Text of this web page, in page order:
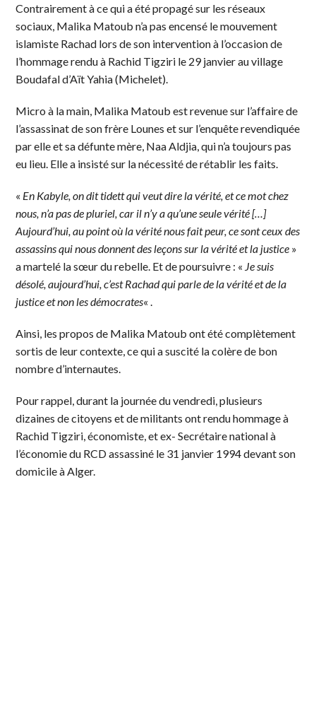
Contrairement à ce qui a été propagé sur les réseaux
sociaux, Malika Matoub n’a pas encensé le mouvement
islamiste Rachad lors de son intervention à l’occasion de
l’hommage rendu à Rachid Tigziri le 29 janvier au village
Boudafal d’Aït Yahia (Michelet).
Micro à la main, Malika Matoub est revenue sur l’affaire de
l’assassinat de son frère Lounes et sur l’enquête revendiquée
par elle et sa défunte mère, Naa Aldjia, qui n’a toujours pas
eu lieu. Elle a insisté sur la nécessité de rétablir les faits.
« En Kabyle, on dit tidett qui veut dire la vérité, et ce mot chez
nous, n’a pas de pluriel, car il n’y a qu’une seule vérité […]
Aujourd’hui, au point où la vérité nous fait peur, ce sont ceux des
assassins qui nous donnent des leçons sur la vérité et la justice »
a martelé la sœur du rebelle. Et de poursuivre : « Je suis
désolé, aujourd’hui, c’est Rachad qui parle de la vérité et de la
justice et non les démocrates« .
Ainsi, les propos de Malika Matoub ont été complètement
sortis de leur contexte, ce qui a suscité la colère de bon
nombre d’internautes.
Pour rappel, durant la journée du vendredi, plusieurs
dizaines de citoyens et de militants ont rendu hommage à
Rachid Tigziri, économiste, et ex- Secrétaire national à
l’économie du RCD assassiné le 31 janvier 1994 devant son
domicile à Alger.